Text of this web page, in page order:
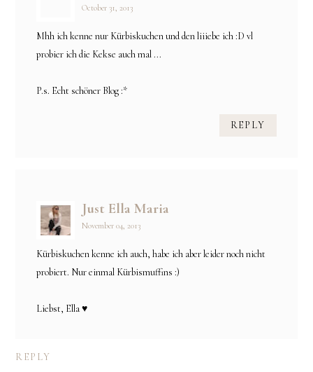
October 31, 2013
Mhh ich kenne nur Kürbiskuchen und den liiiebe ich :D vl
probier ich die Kekse auch mal ...
P.s. Echt schöner Blog :*
REPLY
Just Ella Maria
November 04, 2013
Kürbiskuchen kenne ich auch, habe ich aber leider noch nicht
probiert. Nur einmal Kürbismuffins :)
Liebst, Ella ♥
REPLY